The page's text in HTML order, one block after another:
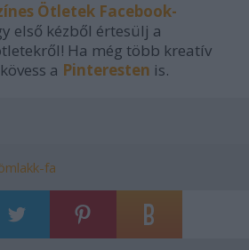
Ötletek Facebook-
első kézből értesülj a
Ha még több kreatív
a Pinteresten is.
fa